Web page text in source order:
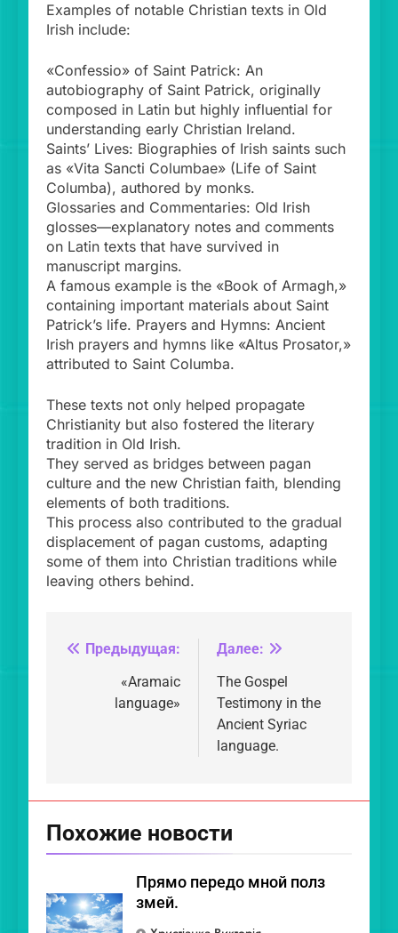
Examples of notable Christian texts in Old
Irish include:
«Confessio» of Saint Patrick: An
autobiography of Saint Patrick, originally
composed in Latin but highly influential for
understanding early Christian Ireland.
Saints’ Lives: Biographies of Irish saints such
as «Vita Sancti Columbae» (Life of Saint
Columba), authored by monks.
Glossaries and Commentaries: Old Irish
glosses—explanatory notes and comments
on Latin texts that have survived in
manuscript margins.
A famous example is the «Book of Armagh,»
containing important materials about Saint
Patrick’s life. Prayers and Hymns: Ancient
Irish prayers and hymns like «Altus Prosator,»
attributed to Saint Columba.
These texts not only helped propagate
Christianity but also fostered the literary
tradition in Old Irish.
They served as bridges between pagan
culture and the new Christian faith, blending
elements of both traditions.
This process also contributed to the gradual
displacement of pagan customs, adapting
some of them into Christian traditions while
leaving others behind.
Навигация
записям
Предыдущая:
«Aramaic
language»
Далее:
The Gospel
Testimony in the
Ancient Syriac
language.
Похожие новости
Прямо передо мной полз
змей.